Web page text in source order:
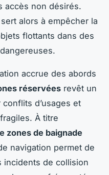
accès non désirés.
sert alors à empêcher la
flottants dans des
accrue des abords
réservées revêt un
d’usages et
À titre
zones de baignade
navigation permet de
incidents de collision